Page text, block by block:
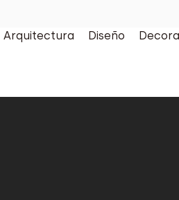
Arquitectura Diseño